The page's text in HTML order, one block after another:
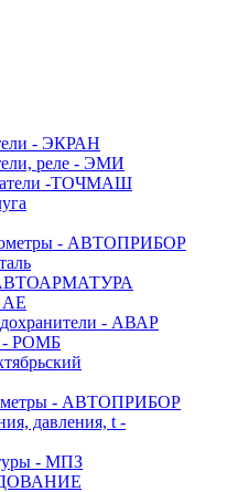
- ЭКРАН
реле - ЭМИ
-ТОЧМАШ
- АВТОПРИБОР
АЕ
- АВАР
- РОМБ
- АВТОПРИБОР
давления, t -
- МПЗ